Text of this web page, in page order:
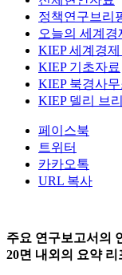
정책연구브리
오늘의 세계경
KIEP 세계경
KIEP 기초자료
KIEP 북경사
KIEP 델리 브
페이스북
트위터
카카오톡
URL 복사
주요 연구보고서의
20면 내외의 요약